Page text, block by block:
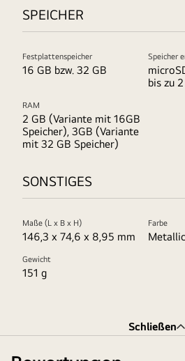
SPEICHER
Festplattenspeicher
16 GB bzw. 32 GB
Speicher
bis zu
RAM
2 GB (Variante mit 16GB
Speicher), 3GB (Variante
mit 32 GB Speicher)
SONSTIGES
Maße (L x B x H)
146,3 x 74,6 x 8,95 mm
Farbe
Gewicht
151 g
Schließen